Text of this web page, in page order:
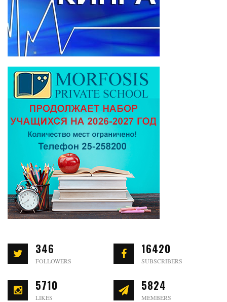
346
FOLLOWERS
16420
SUBSCRIBERS
5710
LIKES
5824
MEMBERS